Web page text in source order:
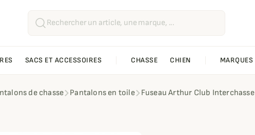
SACS ET ACCESSOIRES CHASSE CHIEN MARQUES
de chasse Pantalons en toile Fuseau Arthur Club Interchasse